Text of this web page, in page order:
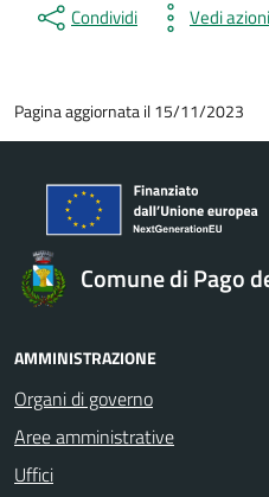
Condividi Vedi azioni
Pagina aggiornata il 15/11/2023
Comune di Pago
AMMINISTRAZIONE
Organi di governo
Aree amministrative
Uffici